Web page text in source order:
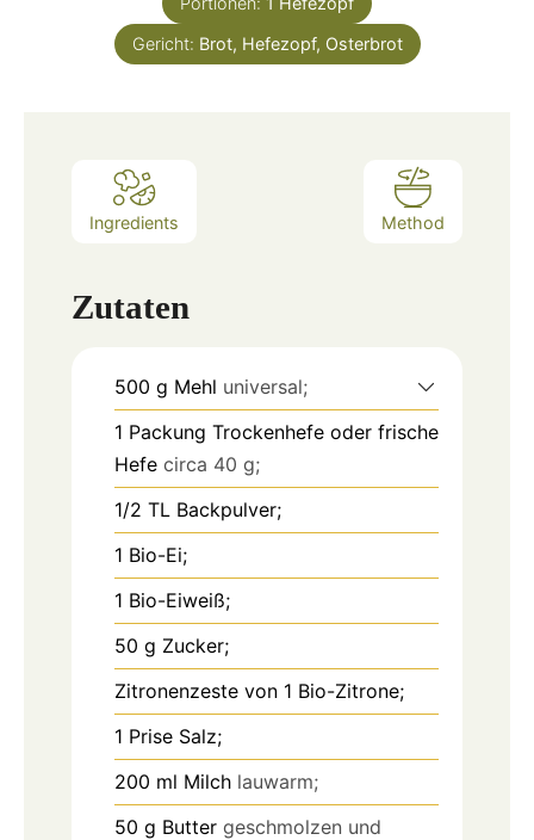
Gericht: Brot, Hefezopf, Osterbrot
Ingredients Method
Zutaten
500 g Mehl universal;
1 Packung Trockenhefe oder frische
Hefe circa 40 g;
1/2 TL Backpulver;
1 Bio-Ei;
1 Bio-Eiweiß;
50 g Zucker;
Zitronenzeste von 1 Bio-Zitrone;
1 Prise Salz;
200 ml Milch lauwarm;
50 g Butter geschmolzen und